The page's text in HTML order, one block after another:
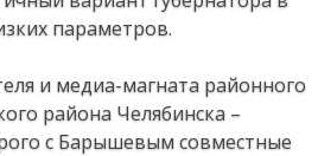
параметров.
и медиа-магната районного
района Челябинска –
с Барышевым совместные